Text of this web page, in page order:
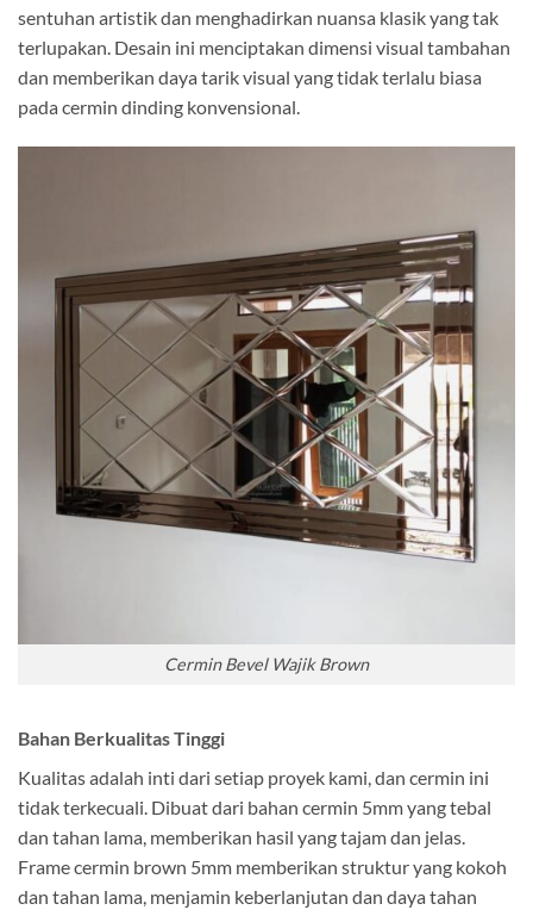
sentuhan artistik dan menghadirkan nuansa klasik yang tak
terlupakan. Desain ini menciptakan dimensi visual tambahan
dan memberikan daya tarik visual yang tidak terlalu biasa
pada cermin dinding konvensional.
Cermin Bevel Wajik Brown
Bahan Berkualitas Tinggi
Kualitas adalah inti dari setiap proyek kami, dan cermin ini
tidak terkecuali. Dibuat dari bahan cermin 5mm yang tebal
dan tahan lama, memberikan hasil yang tajam dan jelas.
Frame cermin brown 5mm memberikan struktur yang kokoh
dan tahan lama, menjamin keberlanjutan dan daya tahan